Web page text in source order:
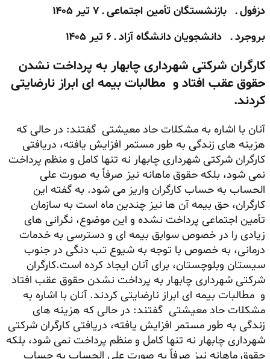
دزفول ـ بازنشستگان تأمین اجتماعی ـ ۷ تیر ۱۴۰۵
بروجرد ـ دانشجویان دانشگاه آزاد ـ ۶ تیر ۱۴۰۵
کارگران شرکتی شهرداری چابهار به پرداخت نشدن
حقوق عقب افتاد و مطالبات بیمه ای ابراز نارضایتی
کردند.
آنان با اشاره به مشکلات حاد معیشتی گفتند: در حالی که
هزینه های زندگی به طور مستمر افزایش یافته، دریافتی
کارگران شرکتی شهرداری چابهار نه تنها کامل و منظم پرداخت
نمی شود، بلکه حقوق ماهانه نیز صرفاً به صورت علی
الحساب به حساب کارگران واریز می شود. به گفته این
کارگران، حق بیمه آن ها نیز چندین ماه است به سازمان
تأمین اجتماعی پرداخت نشده و این موضوع، نگرانی های
زیادی را در خصوص سوابق بیمه ای و دسترسی به خدمات
درمانی، به خصوص با توجه به شیوع تب دنگی در جنوب
سیستان وبلوچستان، برای آنان ایجاد کرده است.کارگران
شرکتی شهرداری چابهار به پرداخت نشدن حقوق عقب افتاد
و مطالبات بیمه ای ابراز نارضایتی کردند. آنان با اشاره به
مشکلات حاد معیشتی گفتند: در حالی که هزینه های
زندگی به طور مستمر افزایش یافته، دریافتی کارگران شرکتی
شهرداری چابهار نه تنها کامل و منظم پرداخت نمی شود، بلکه
حقوق ماهانه نیز صرفاً به صورت علی الحساب به حساب